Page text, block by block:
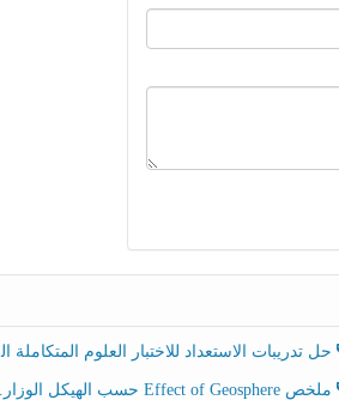
حل تدريبات الاستعداد للاختبار العلوم المتكاملة الصف الخامس عام الفصل الثالث
ملخص Effect of Geosphere حسب الهيكل الوزاري العلوم المتكاملة الصف الخامس انسبير الفصل الثالث